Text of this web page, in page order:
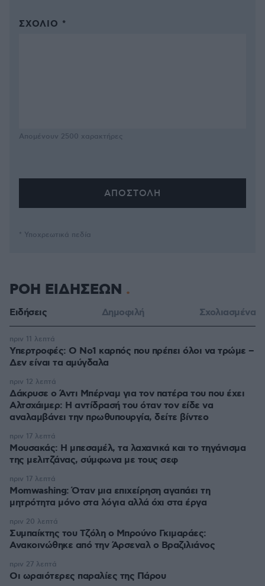
ΣΧΌΛΙΟ *
Απομένουν 2500 χαρακτήρες
* Υποχρεωτικά πεδία
ΡΟΗ ΕΙΔΗΣΕΩΝ
Ειδήσεις Δημοφιλή Σχολιασμένα
Υπερτροφές: Ο Νο1 καρπός που πρέπει όλοι να τρώμε –
Δεν είναι τα αμύγδαλα
πριν 11 λεπτά
Δάκρυσε ο Άντι Μπέρναμ για τον πατέρα του που έχει
Αλτσχάιμερ: Η αντίδρασή του όταν τον είδε να
αναλαμβάνει την πρωθυπουργία, δείτε βίντεο
πριν 12 λεπτά
Μουσακάς: Η μπεσαμέλ, τα λαχανικά και το τηγάνισμα
της μελιτζάνας, σύμφωνα με τους σεφ
πριν 17 λεπτά
Momwashing: Όταν μια επιχείρηση αγαπάει τη
μητρότητα μόνο στα λόγια αλλά όχι στα έργα
πριν 17 λεπτά
Συμπαίκτης του Τζόλη ο Μπρούνο Γκιμαράες:
Ανακοινώθηκε από την Άρσεναλ ο Βραζιλιάνος
πριν 20 λεπτά
Οι ωραιότερες παραλίες της Πάρου
πριν 27 λεπτά